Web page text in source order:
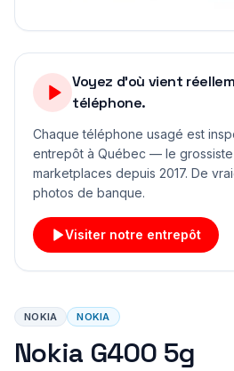
Voyez d'où vient
téléphone.
Chaque téléphone usagé est
entrepôt à Québec — le
marketplaces depuis 2017. De
photos de banque.
Visiter notre entrepôt
NOKIA NOKIA
Nokia G400 5g